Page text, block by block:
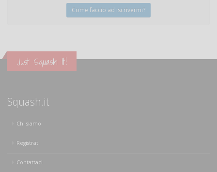
Come faccio ad iscrivermi?
Just Squash It!
Squash.it
Chi siamo
Registrati
Contattaci